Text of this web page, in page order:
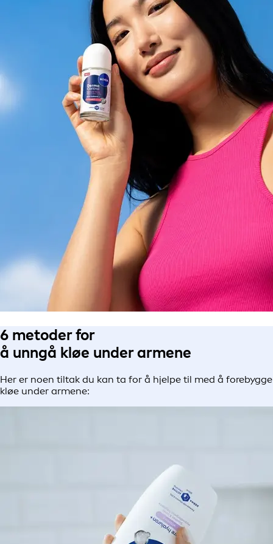
6 metoder for
å unngå kløe under armene
Her er noen tiltak du kan ta for å hjelpe til med å forebygge
kløe under armene: